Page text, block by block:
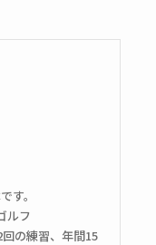
す。
ルフ
の練習、年間15